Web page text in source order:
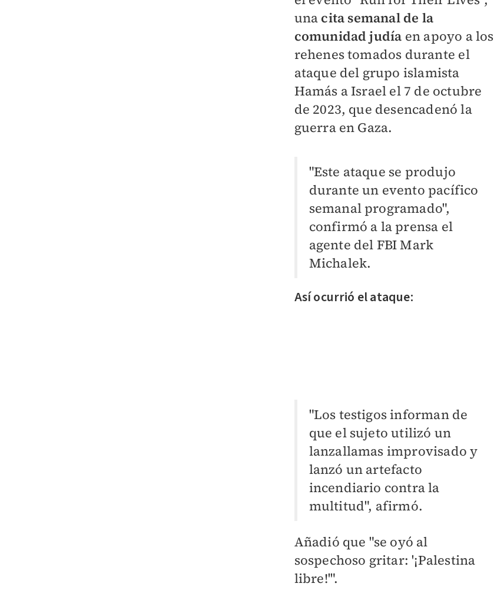
una cita semanal de la
comunidad judía en apoyo a los
rehenes tomados durante el
ataque del grupo islamista
Hamás a Israel el 7 de octubre
de 2023, que desencadenó la
guerra en Gaza.
"Este ataque se produjo
durante un evento pacífico
semanal programado",
confirmó a la prensa el
agente del FBI Mark
Michalek.
Así ocurrió el ataque:
"Los testigos informan de
que el sujeto utilizó un
lanzallamas improvisado y
lanzó un artefacto
incendiario contra la
multitud", afirmó.
Añadió que "se oyó al
sospechoso gritar: '¡Palestina
libre!'".